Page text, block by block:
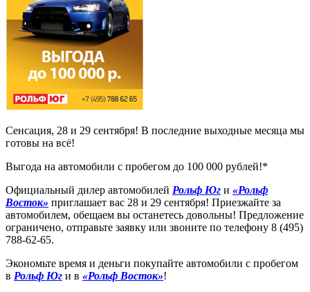
Сенсация, 28 и 29 сентября! В последние выходные месяца мы
готовы на всё!
Выгода на автомобили с пробегом до 100 000 рублей!*
Официальный дилер автомобилей Рольф Юг и «Рольф
Восток» приглашает вас 28 и 29 сентября! Приезжайте за
автомобилем, обещаем вы останетесь довольны! Предложение
ограничено, отправьте заявку или звоните по телефону 8 (495)
788-62-65.
Экономьте время и деньги покупайте автомобили с пробегом
в Рольф Юг и в «Рольф Восток»!